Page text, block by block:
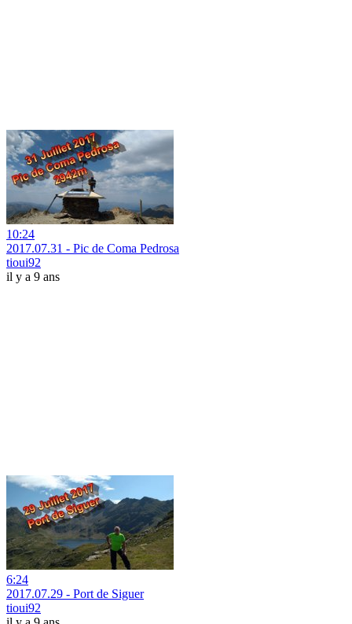
10:24
2017.07.31 - Pic de Coma Pedrosa
tioui92
il y a 9 ans
6:24
2017.07.29 - Port de Siguer
tioui92